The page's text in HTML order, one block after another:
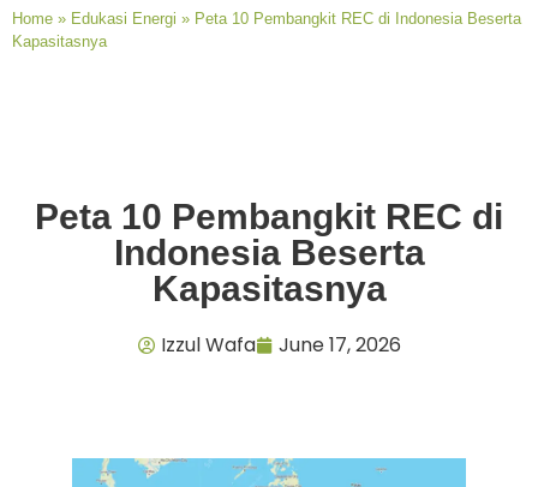
Home » Edukasi Energi » Peta 10 Pembangkit REC di Indonesia Beserta
Kapasitasnya
Peta 10 Pembangkit REC di
Indonesia Beserta
Kapasitasnya
Izzul Wafa June 17, 2026